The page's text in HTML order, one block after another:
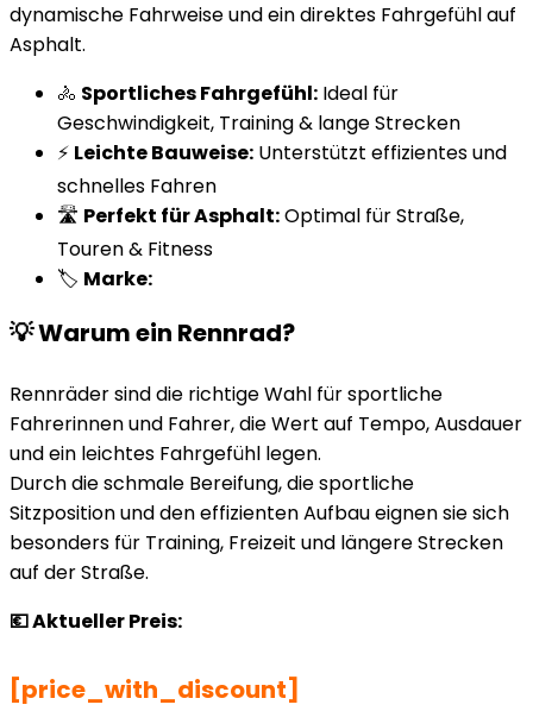
dynamische Fahrweise und ein direktes Fahrgefühl auf
Asphalt.
🚴 Sportliches Fahrgefühl: Ideal für
Geschwindigkeit, Training & lange Strecken
⚡ Leichte Bauweise: Unterstützt effizientes und
schnelles Fahren
🛣️ Perfekt für Asphalt:Optimal für Straße,
Touren & Fitness
🏷️ Marke:
💡 Warum ein Rennrad?
Rennräder sind die richtige Wahl für sportliche
Fahrerinnen und Fahrer, die Wert auf Tempo, Ausdauer
und ein leichtes Fahrgefühl legen.
Durch die schmale Bereifung, die sportliche
Sitzposition und den effizienten Aufbau eignen sie sich
besonders für Training, Freizeit und längere Strecken
auf der Straße.
💶 Aktueller Preis:
[price_with_discount]